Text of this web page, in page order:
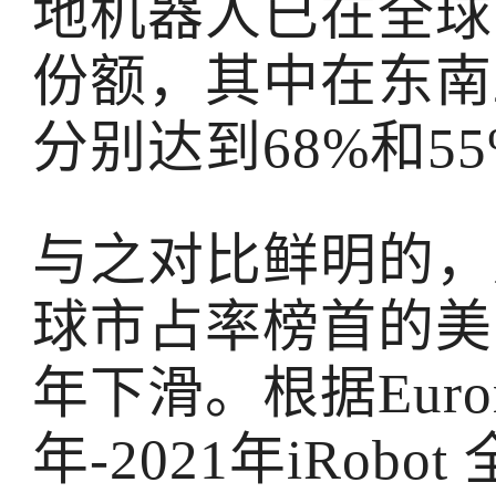
地机器人已在全
份额，其中在东
分别达到68%和
与之对比鲜明的
球市占率榜首的
年下滑。根据
年-2021年iRobot